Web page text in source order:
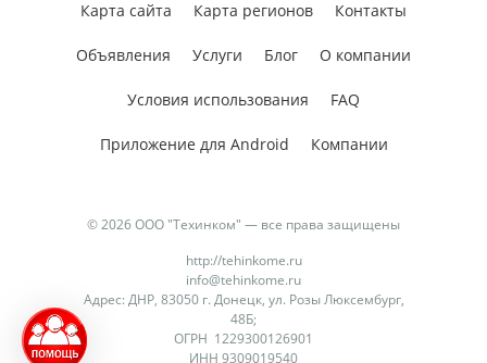
© 2026 ООО "Техинком" — все права защищены
http://tehinkome.ru
info@tehinkome.ru
Адрес: ДНР, 83050 г. Донецк, ул. Розы Люксембург,
48Б;
ОГРН 1229300126901
ИНН 9309019540
Карта сайта Карта регионов Контакты
Объявления Услуги Блог О компании
Условия использования FAQ
Приложение для Android Компании